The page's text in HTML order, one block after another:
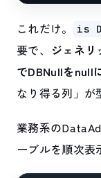
これだけ。 is
要で、
ジェネリ
でDBNullをnull
なり得る列」が
業務系の
ーブルを順次表